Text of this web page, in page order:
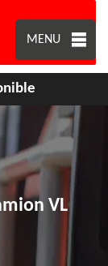
MENU
VL